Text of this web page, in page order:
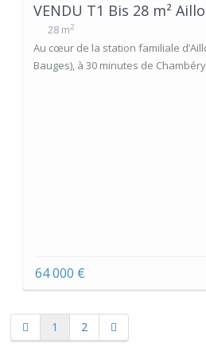
VENDU T1 Bis 28 m²
28 m2
Au cœur de la station familiale
Bauges), à 30 minutes de
64 000 €
1 2